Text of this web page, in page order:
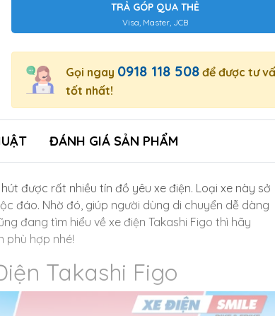
TRẢ GÓP QUA THẺ
Visa, Master, JCB
Gọi ngay 0918 118 508để được tư
tốt nhất!
ĐÁNH GIÁ SẢN PHẨM
được rất nhiều tín đồ yêu xe điện. Loại xe này sở
đáo. Nhờ đó, giúp người dùng di chuyển dễ dàng
đang tìm hiểu về xe điện Takashi Figo thì hãy
phù hợp nhé!
Takashi Figo